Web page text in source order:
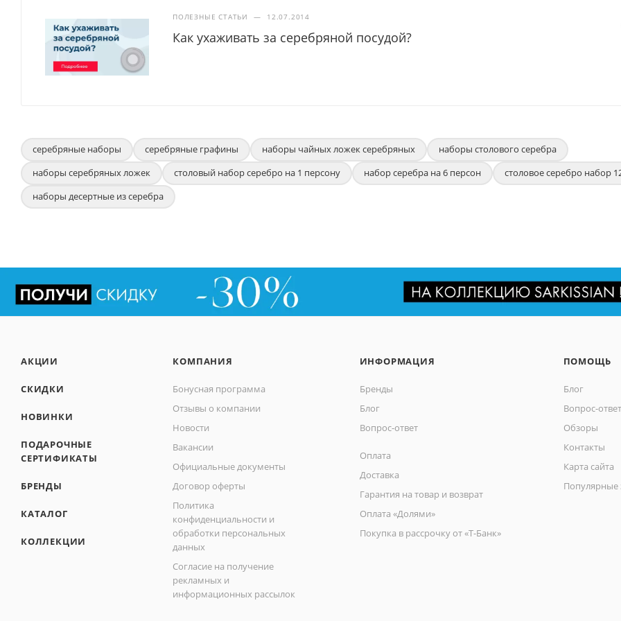
ПОЛЕЗНЫЕ СТАТЬИ — 12.07.2014
Как ухаживать за серебряной посудой?
серебряные наборы серебряные графины наборы чайных ложек серебряных
наборы столового серебра
наборы серебряных ложек
столовый набор серебро на 1 персону набор серебра на 6 персон
столовое серебро набор
наборы десертные из серебра
АКЦИИ
СКИДКИ
НОВИНКИ
ПОДАРОЧНЫЕ
СЕРТИФИКАТЫ
БРЕНДЫ
КАТАЛОГ
КОЛЛЕКЦИИ
КОМПАНИЯ
Бонусная программа
Отзывы о компании
Новости
Вакансии
Официальные документы
Договор оферты
Политика
конфиденциальности и
обработки персональных
данных
Согласие на получение
рекламных и
информационных рассылок
ИНФОРМАЦИЯ
Бренды
Блог
Вопрос-ответ
Оплата
Доставка
Гарантия на товар и возврат
Оплата «Долями»
Покупка в рассрочку от «Т-Банк»
ПОМОЩЬ
Блог
Вопрос-ответ
Обзоры
Контакты
Карта сайта
Популярные